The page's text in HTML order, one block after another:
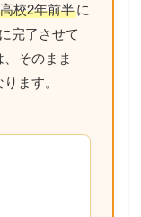
校2年前半に
完了させて
そのまま
ます。